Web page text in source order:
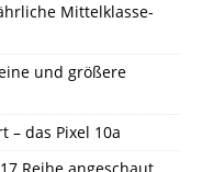
Mittelklasse-
und größere
– das Pixel 10a